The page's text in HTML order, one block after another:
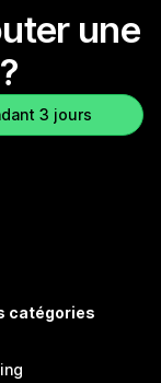
une
3 jours
catégories